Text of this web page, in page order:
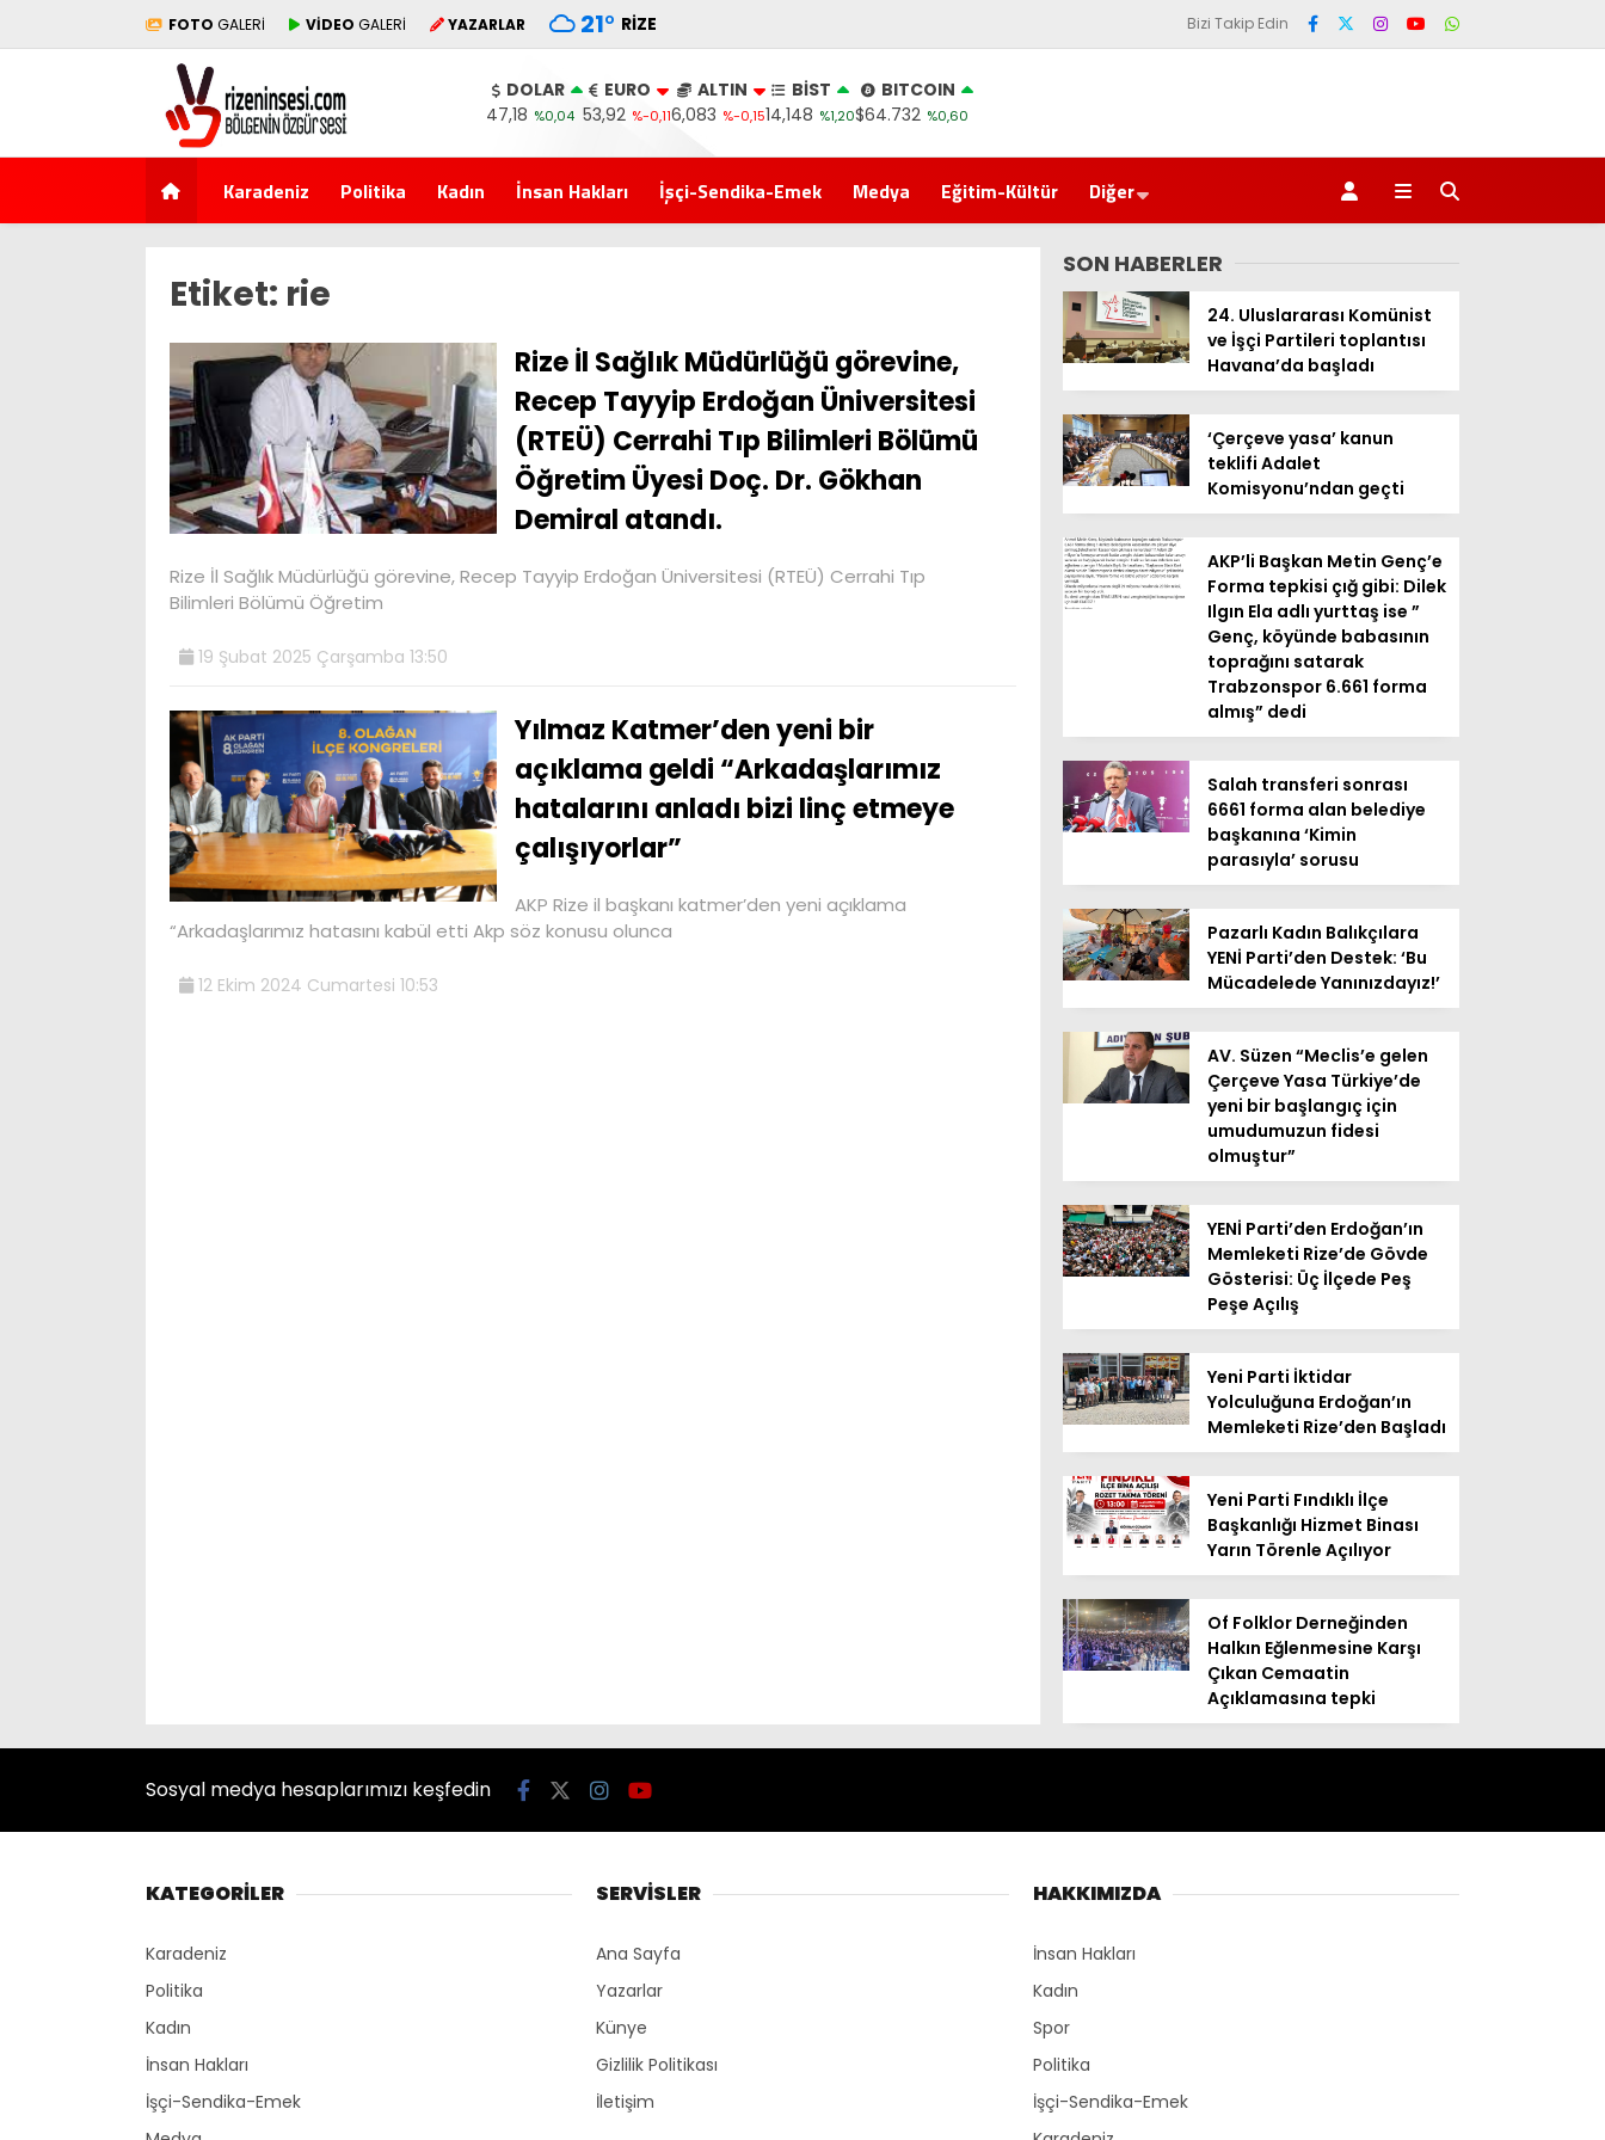
FOTO GALERİ VİDEO GALERİ YAZARLAR 21° RIZE Bizi Takip Edin
DOLAR
47,18 %0,04
EURO
53,92 %-0,11
ALTIN
6,083 %-0,15
BİST
14,148 %1,20
BITCOIN
$64.732 %0,60
Karadeniz Politika Kadın İnsan Hakları İşçi-Sendika-Emek Medya Eğitim-Kültür Diğer
Etiket: rie
Rize İl Sağlık Müdürlüğü görevine,
Recep Tayyip Erdoğan Üniversitesi
(RTEÜ) Cerrahi Tıp Bilimleri Bölümü
Öğretim Üyesi Doç. Dr. Gökhan
Demiral atandı.
Rize İl Sağlık Müdürlüğü görevine, Recep Tayyip Erdoğan Üniversitesi (RTEÜ) Cerrahi Tıp
Bilimleri Bölümü Öğretim
19 Şubat 2025 Çarşamba 13:50
Yılmaz Katmer’den yeni bir
açıklama geldi “Arkadaşlarımız
hatalarını anladı bizi linç etmeye
çalışıyorlar”
AKP Rize il başkanı katmer’den yeni açıklama
“Arkadaşlarımız hatasını kabül etti Akp söz konusu olunca
12 Ekim 2024 Cumartesi 10:53
SON HABERLER
24. Uluslararası Komünist
ve İşçi Partileri toplantısı
Havana’da başladı
‘Çerçeve yasa’ kanun
teklifi Adalet
Komisyonu’ndan geçti
AKP’li Başkan Metin Genç’e
Forma tepkisi çığ gibi: Dilek
Ilgın Ela adlı yurttaş ise ”
Genç, köyünde babasının
toprağını satarak
Trabzonspor 6.661 forma
almış” dedi
Salah transferi sonrası
6661 forma alan belediye
başkanına ‘Kimin
parasıyla’ sorusu
Pazarlı Kadın Balıkçılara
YENİ Parti’den Destek: ‘Bu
Mücadelede Yanınızdayız!’
AV. Süzen “Meclis’e gelen
Çerçeve Yasa Türkiye’de
yeni bir başlangıç için
umudumuzun fidesi
olmuştur”
YENİ Parti’den Erdoğan’ın
Memleketi Rize’de Gövde
Gösterisi: Üç İlçede Peş
Peşe Açılış
Yeni Parti İktidar
Yolculuğuna Erdoğan’ın
Memleketi Rize’den Başladı
Yeni Parti Fındıklı İlçe
Başkanlığı Hizmet Binası
Yarın Törenle Açılıyor
Of Folklor Derneğinden
Halkın Eğlenmesine Karşı
Çıkan Cemaatin
Açıklamasına tepki
Sosyal medya hesaplarımızı keşfedin
KATEGORİLER
Karadeniz
Politika
Kadın
İnsan Hakları
İşçi-Sendika-Emek
SERVİSLER
Ana Sayfa
Yazarlar
Künye
Gizlilik Politikası
İletişim
HAKKIMIZDA
İnsan Hakları
Kadın
Spor
Politika
İşçi-Sendika-Emek